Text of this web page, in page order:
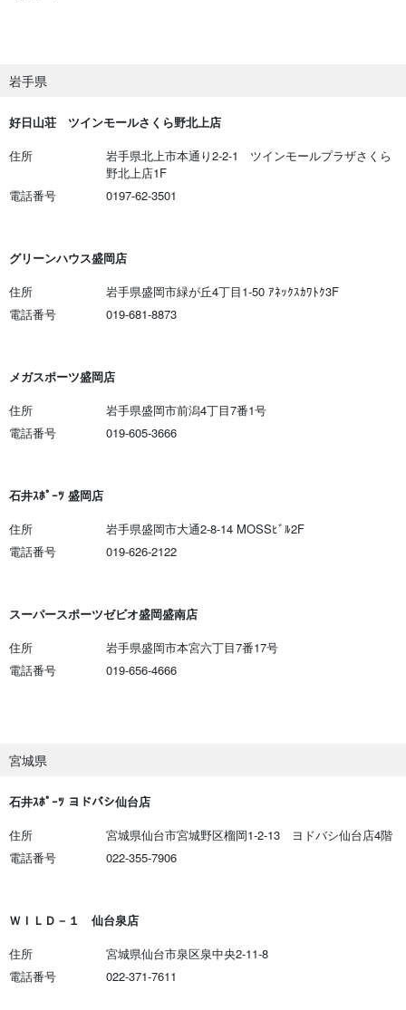
岩手県
好日山荘 ツインモールさくら野北上店
住所
岩手県北上市本通り2-2-1 ツインモールプラザさくら
野北上店1F
電話番号
0197-62-3501
グリーンハウス盛岡店
住所
岩手県盛岡市緑が丘4丁目1-50 ｱﾈｯｸｽｶﾜﾄｸ3F
電話番号
019-681-8873
メガスポーツ盛岡店
住所
岩手県盛岡市前潟4丁目7番1号
電話番号
019-605-3666
石井ｽﾎﾟｰﾂ 盛岡店
住所
岩手県盛岡市大通2-8-14 MOSSﾋﾞﾙ2F
電話番号
019-626-2122
スーパースポーツゼビオ盛岡盛南店
住所
岩手県盛岡市本宮六丁目7番17号
電話番号
019-656-4666
宮城県
石井ｽﾎﾟｰﾂ ヨドバシ仙台店
住所
宮城県仙台市宮城野区榴岡1-2-13 ヨドバシ仙台店4階
電話番号
022-355-7906
ＷＩＬＤ－１ 仙台泉店
住所
宮城県仙台市泉区泉中央2-11-8
電話番号
022-371-7611